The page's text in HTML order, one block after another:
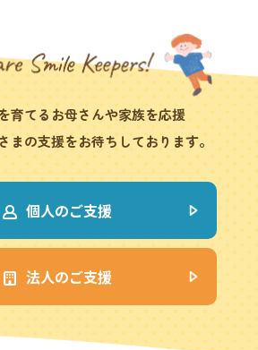
育てるお母さんや家族を応援
まの支援をお待ちしております。
個人のご支援
法人のご支援